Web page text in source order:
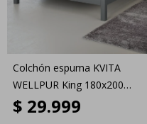
Colchón espuma KVITA
WELLPUR King 180x200
GOLD Firme
$ 29.999